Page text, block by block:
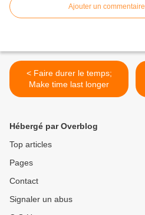
Ajouter un commentaire
< Faire durer le temps;
Make time last longer
Hébergé par Overblog
Top articles
Pages
Contact
Signaler un abus